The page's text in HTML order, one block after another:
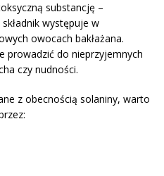
substancję –
występuje w
owocach bakłażana.
prowadzić do nieprzyjemnych
czy nudności.
z obecnością solaniny, warto